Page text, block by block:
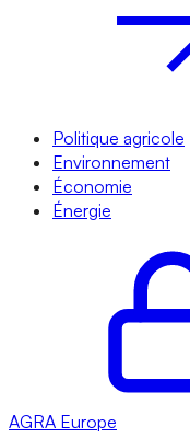
Politique agricole
Environnement
Économie
Énergie
AGRA Europe